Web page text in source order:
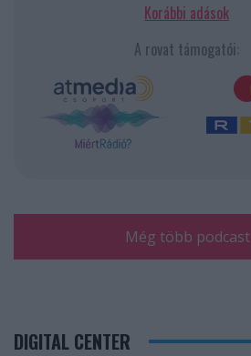
Korábbi adások
A rovat támogatói:
Még több podcast
DIGITAL CENTER